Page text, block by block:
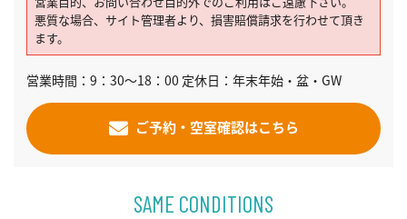
悪質な場合、サイト管理者より、損害賠償請求を行わせて頂き
ます。
営業時間：9：30～18：00 定休日：年末年始・盆・GW
ご予約・空室確認はこちら
SAME CONDITIONS